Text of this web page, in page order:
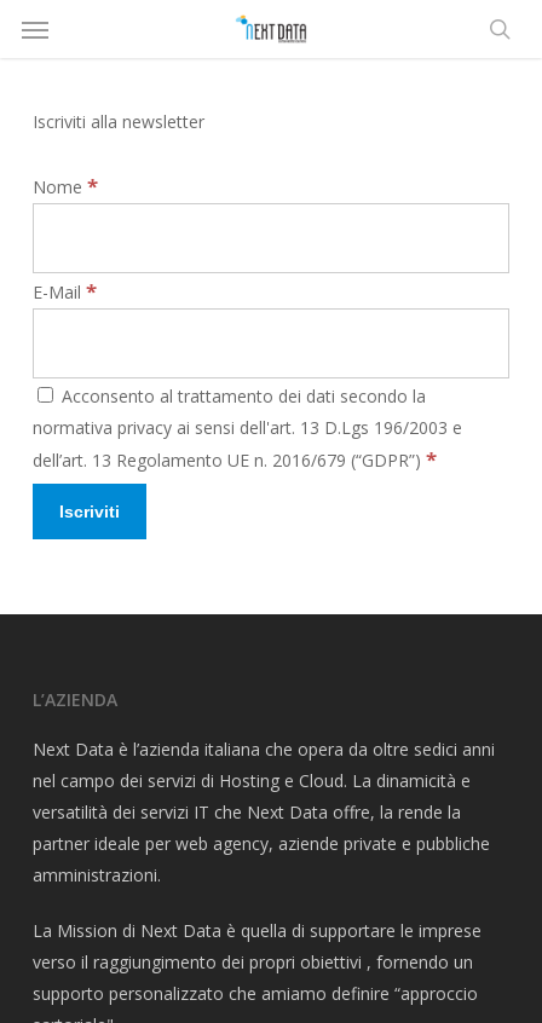
Menù
Iscriviti alla newsletter
Nome *
E-Mail *
Acconsento al trattamento dei dati secondo la
normativa privacy ai sensi dell'art. 13 D.Lgs 196/2003 e
dell’art. 13 Regolamento UE n. 2016/679 (“GDPR”) *
L’AZIENDA
Next Data è l’azienda italiana che opera da oltre sedici anni
nel campo dei servizi di Hosting e Cloud. La dinamicità e
versatilità dei servizi IT che Next Data offre, la rende la
partner ideale per web agency, aziende private e pubbliche
amministrazioni.
La Mission di Next Data è quella di supportare le imprese
verso il raggiungimento dei propri obiettivi , fornendo un
supporto personalizzato che amiamo definire “approccio